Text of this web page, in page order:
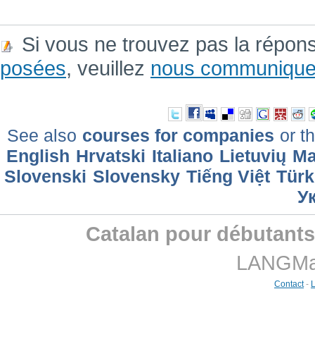
Si vous ne trouvez pas la
posées, veuillez nous
See also courses for companies or
English Hrvatski Italiano Lietuvių
Slovenski Slovensky Tiếng Việt
Catalan pour
Contact-